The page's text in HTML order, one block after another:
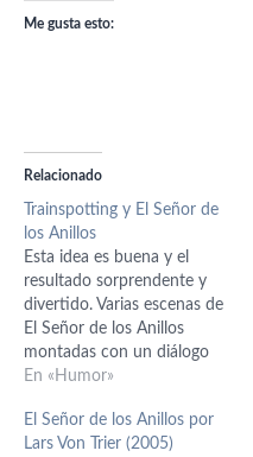
Me gusta esto:
Relacionado
Trainspotting y El Señor de
los Anillos
Esta idea es buena y el
resultado sorprendente y
divertido. Varias escenas de
El Señor de los Anillos
montadas con un diálogo
de Trainspotting. Ver para
autor original, porque en el
vídeo que he encontrado en
En «Humor»
El Señor de los Anillos por
Lars Von Trier (2005)